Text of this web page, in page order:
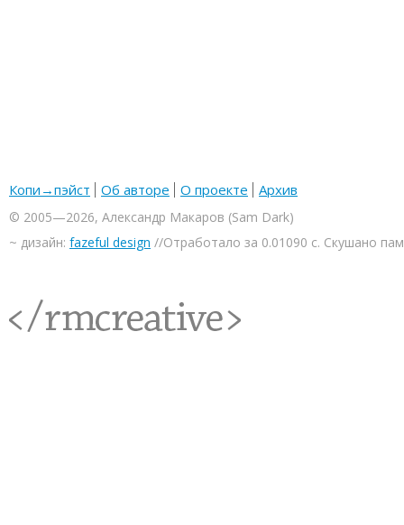
Копи→пэйст Об авторе О проекте Архив
© 2005—2026, Александр Макаров (Sam Dark)
~ дизайн: fazeful design //Отработало за 0.01090 с. Скушано
<rmcreative/>